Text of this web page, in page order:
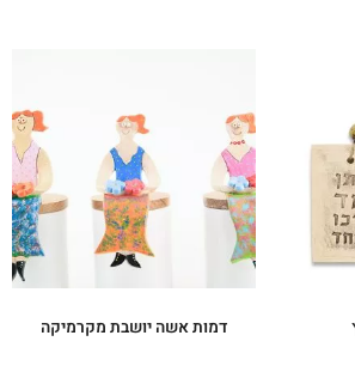
דמות אשה יושבת מקרמיקה